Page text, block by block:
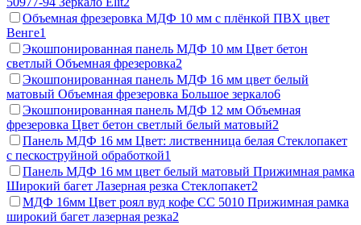
Объемная фрезеровка МДФ 10 мм с плёнкой ПВХ цвет
Венге1
Экошпонированная панель МДФ 10 мм Цвет бетон
светлый Объемная фрезеровка2
Экошпонированная панель МДФ 16 мм цвет белый
матовый Объемная фрезеровка Большое зеркало6
Экошпонированная панель МДФ 12 мм Объемная
фрезеровка Цвет бетон светлый белый матовый2
Панель МДФ 16 мм Цвет: лиственница белая Стеклопакет
с пескоструйной обработкой1
Панель МДФ 16 мм цвет белый матовый Прижимная рамка
Широкий багет Лазерная резка Стеклопакет2
МДФ 16мм Цвет роял вуд кофе СС 5010 Прижимная рамка
широкий багет лазерная резка2